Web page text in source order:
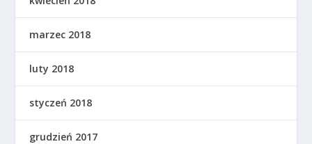
marzec 2018
luty 2018
styczeń 2018
grudzień 2017